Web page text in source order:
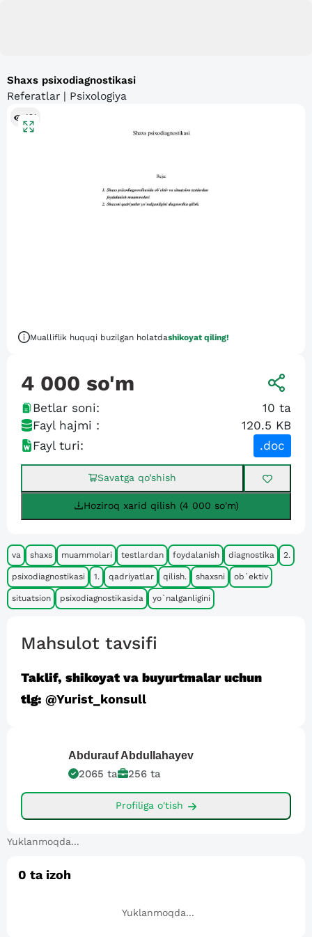
Shaxs psixodiagnostikasi
Referatlar | Psixologiya
121
Mualliflik huquqi buzilgan holatdashikoyat qiling!
4 000 so'm
Betlar soni: 10 ta
Fayl hajmi :
120.5 KB
Fayl turi:
.doc
Savatga qo’shish
Hoziroq xarid qilish (4 000 so'm)
va shaxs muammolari testlardan foydalanish diagnostika 2.
psixodiagnostikasi 1. qadriyatlar qilish. shaxsni ob`ektiv
situatsion psixodiagnostikasida yo`nalganligini
Mahsulot tavsifi
Taklif, shikoyat va buyurtmalar uchun
tlg: @Yurist_konsull
Abdurauf Abdullahayev
2065 ta 256 ta
Profiliga o'tish
Yuklanmoqda...
0 ta izoh
Yuklanmoqda...